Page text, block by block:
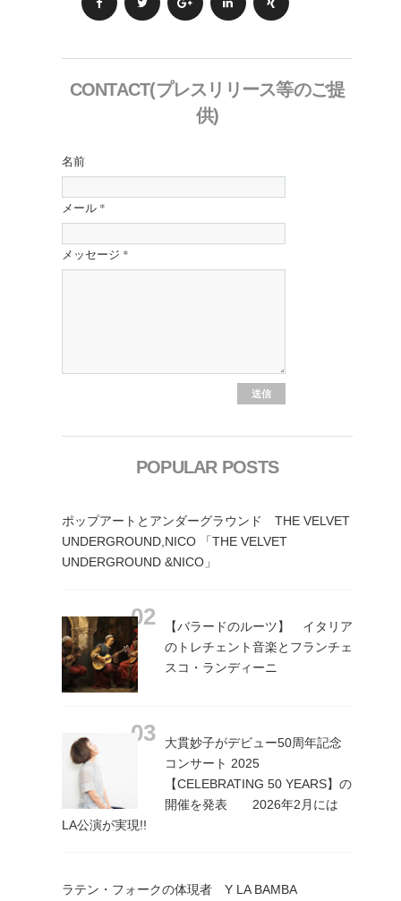
CONTACT(プレスリリース等のご提
供)
名前
メール *
メッセージ *
POPULAR POSTS
ポップアートとアンダーグラウンド THE VELVET
UNDERGROUND,NICO 「THE VELVET
UNDERGROUND &NICO」
【バラードのルーツ】 イタリア
のトレチェント音楽とフランチェ
スコ・ランディーニ
大貫妙子がデビュー50周年記念
コンサート 2025
【CELEBRATING 50 YEARS】の
開催を発表 2026年2月には
LA公演が実現!!
ラテン・フォークの体現者 Y LA BAMBA